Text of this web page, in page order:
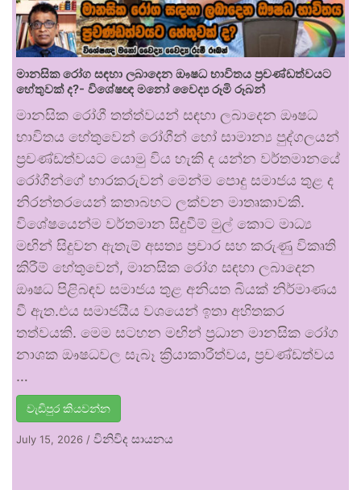
මානසික රෝග සඳහා ලබාදෙන ඖෂධ භාවිතය ප්‍රචණ්ඩත්වයට
හේතුවක් ද?- විශේෂඥ මනෝ වෛද්‍ය රූමි රූබන්
මානසික රෝගී තත්ත්වයන් සඳහා ලබාදෙන ඖෂධ
භාවිතය හේතුවෙන් රෝගීන් හෝ සාමාන්‍ය පුද්ගලයන්
ප්‍රචණ්ඩත්වයට යොමු විය හැකි ද යන්න වර්තමානයේ
රෝගීන්ගේ භාරකරුවන් මෙන්ම පොදු සමාජය තුළ ද
නිරන්තරයෙන් කතාබහට ලක්වන මාතෘකාවකි.
විශේෂයෙන්ම වර්තමාන සිදුවීම් මුල් කොට මාධ්‍ය
මඟින් සිදුවන ඇතැම් අසත්‍ය ප්‍රචාර සහ කරුණු විකෘති
කිරීම් හේතුවෙන්, මානසික රෝග සඳහා ලබාදෙන
ඖෂධ පිළිබඳව සමාජය තුළ අනියත බියක් නිර්මාණය
වී ඇත.එය සමාජයීය වශයෙන් ඉතා අහිතකර
තත්වයකි. මෙම සටහන මඟින් ප්‍රධාන මානසික රෝග
නාශක ඖෂධවල සැබෑ ක්‍රියාකාරීත්වය, ප්‍රචණ්ඩත්වය
…
වැඩිපුර කියවන්න
July 15, 2026 / විනිවිද සායනය